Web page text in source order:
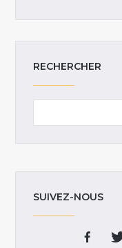
RECHERCHER
SUIVEZ-NOUS